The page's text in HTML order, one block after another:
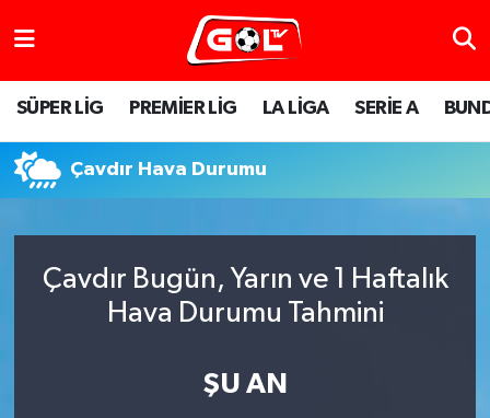
SÜPER LİG PREMİER LİG LA LİGA SERİE A
Çavdır Hava Durumu
Çavdır Bugün, Yarın ve 1 Haftalık
Hava Durumu Tahmini
ŞU AN